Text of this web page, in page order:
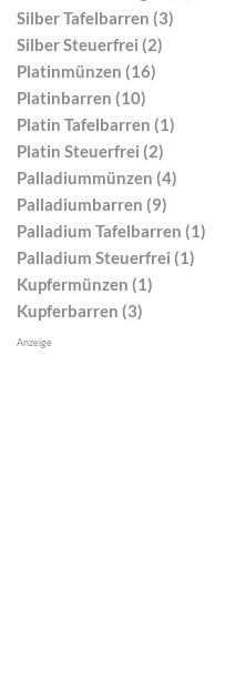
Silber Tafelbarren (3)
Silber Steuerfrei (2)
Platinmünzen (16)
Platinbarren (10)
Platin Tafelbarren (1)
Platin Steuerfrei (2)
Palladiummünzen (4)
Palladiumbarren (9)
Palladium Tafelbarren (1)
Palladium Steuerfrei (1)
Kupfermünzen (1)
Kupferbarren (3)
Anzeige